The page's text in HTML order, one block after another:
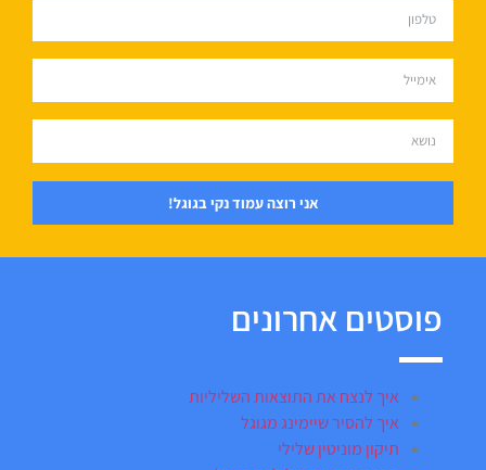
אני רוצה עמוד נקי בגוגל!
פוסטים אחרונים
איך לנצח את התוצאות השליליות
איך להסיר שיימינג מגוגל
תיקון מוניטין שלילי